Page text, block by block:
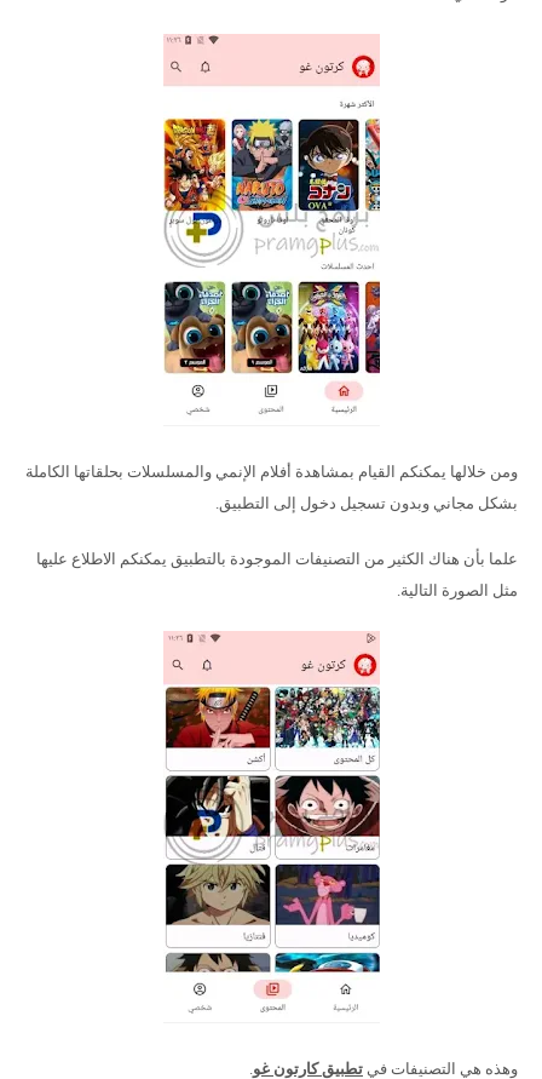
ومن خلالها يمكنكم القيام بمشاهدة أفلام الإنمي والمسلسلات بحلقاتها الكاملة
بشكل مجاني وبدون تسجيل دخول إلى التطبيق.
علما بأن هناك الكثير من التصنيفات الموجودة بالتطبيق يمكنكم الاطلاع عليها
مثل الصورة التالية.
وهذه هي التصنيفات في تطبيق كارتون غو.